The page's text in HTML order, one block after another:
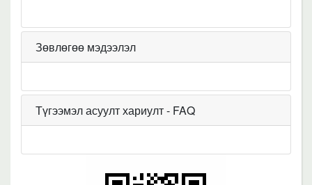
Зөвлөгөө мэдээлэл
Түгээмэл асуулт хариулт - FAQ